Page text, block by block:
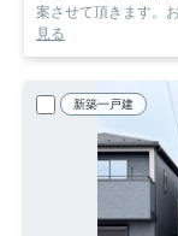
案させて頂きます。
見る
新築一戸建